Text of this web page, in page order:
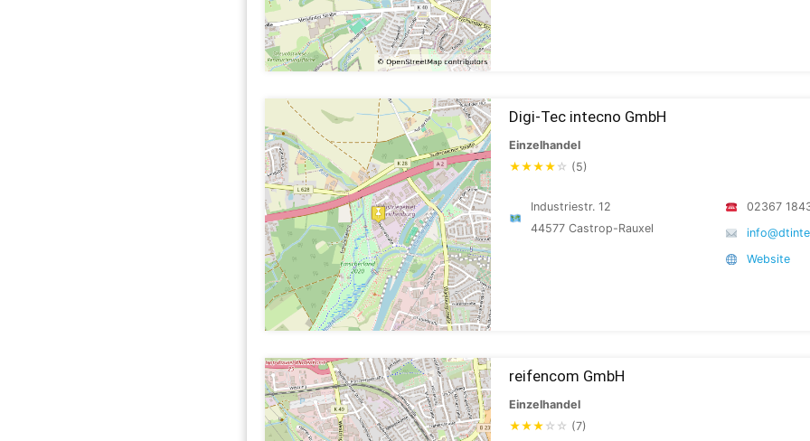
Digi-Tec intecno GmbH
Einzelhandel
★★★★ ☆ (5)
Industriestr. 12
44577 Castrop-Rauxel
02367
Website
reifencom GmbH
Einzelhandel
★★★ ☆ ☆ (7)